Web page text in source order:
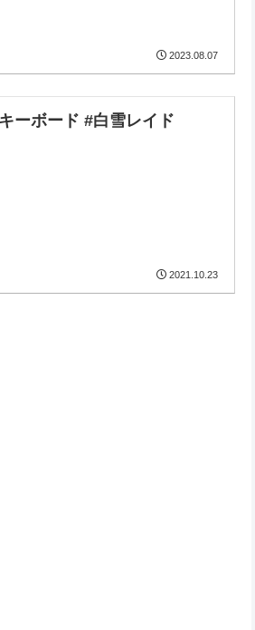
2023.08.07
ーボード #白雪レイド
2021.10.23